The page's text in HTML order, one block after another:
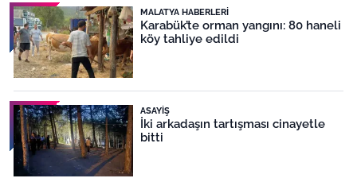
MALATYA HABERLERI
Karabük’te orman yangını: 80 haneli
köy tahliye edildi
ASAYIŞ
İki arkadaşın tartışması cinayetle
bitti